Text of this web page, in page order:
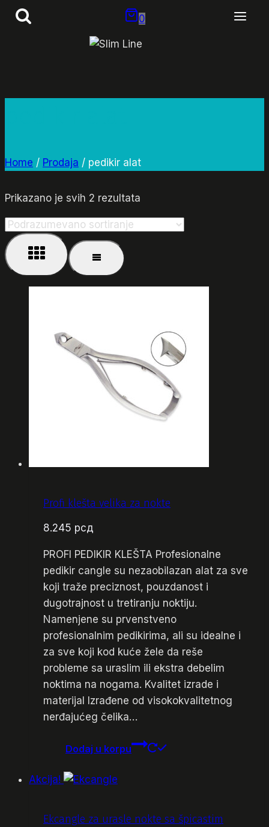
Skip
0
Home / Prodaja / pedikir alat
Prikazano je svih 2 rezultata
Profi klešta velika za nokte
8.245 рсд
PROFI PEDIKIR KLEŠTA Profesionalne
pedikir cangle su nezaobilazan alat za sve
koji traže preciznost, pouzdanost i
dugotrajnost u tretiranju noktiju.
Namenjene su prvenstveno
profesionalnim pedikirima, ali su idealne i
za sve koji kod kuće žele da reše
probleme sa uraslim ili ekstra debelim
noktima na nogama. Kvalitet izrade i
materijal Izrađene od visokokvalitetnog
nerđajućeg čelika…
Dodaj u korpu
Akcija!
Ekcangle za urasle nokte sa špicastim